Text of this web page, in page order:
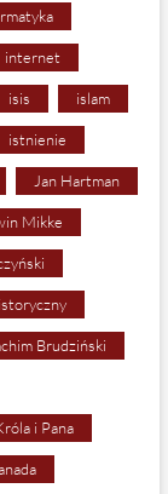
internet
isis islam
istnienie
Jan Hartman
Mikke
Brudziński
i Pana